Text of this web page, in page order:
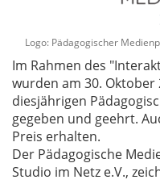
Logo: Pädagogischer
Im Rahmen des
wurden am 30. Oktober
diesjährigen
gegeben und geehrt.
Preis erhalten.
Der Pädagogische
Studio im Netz e.V.,